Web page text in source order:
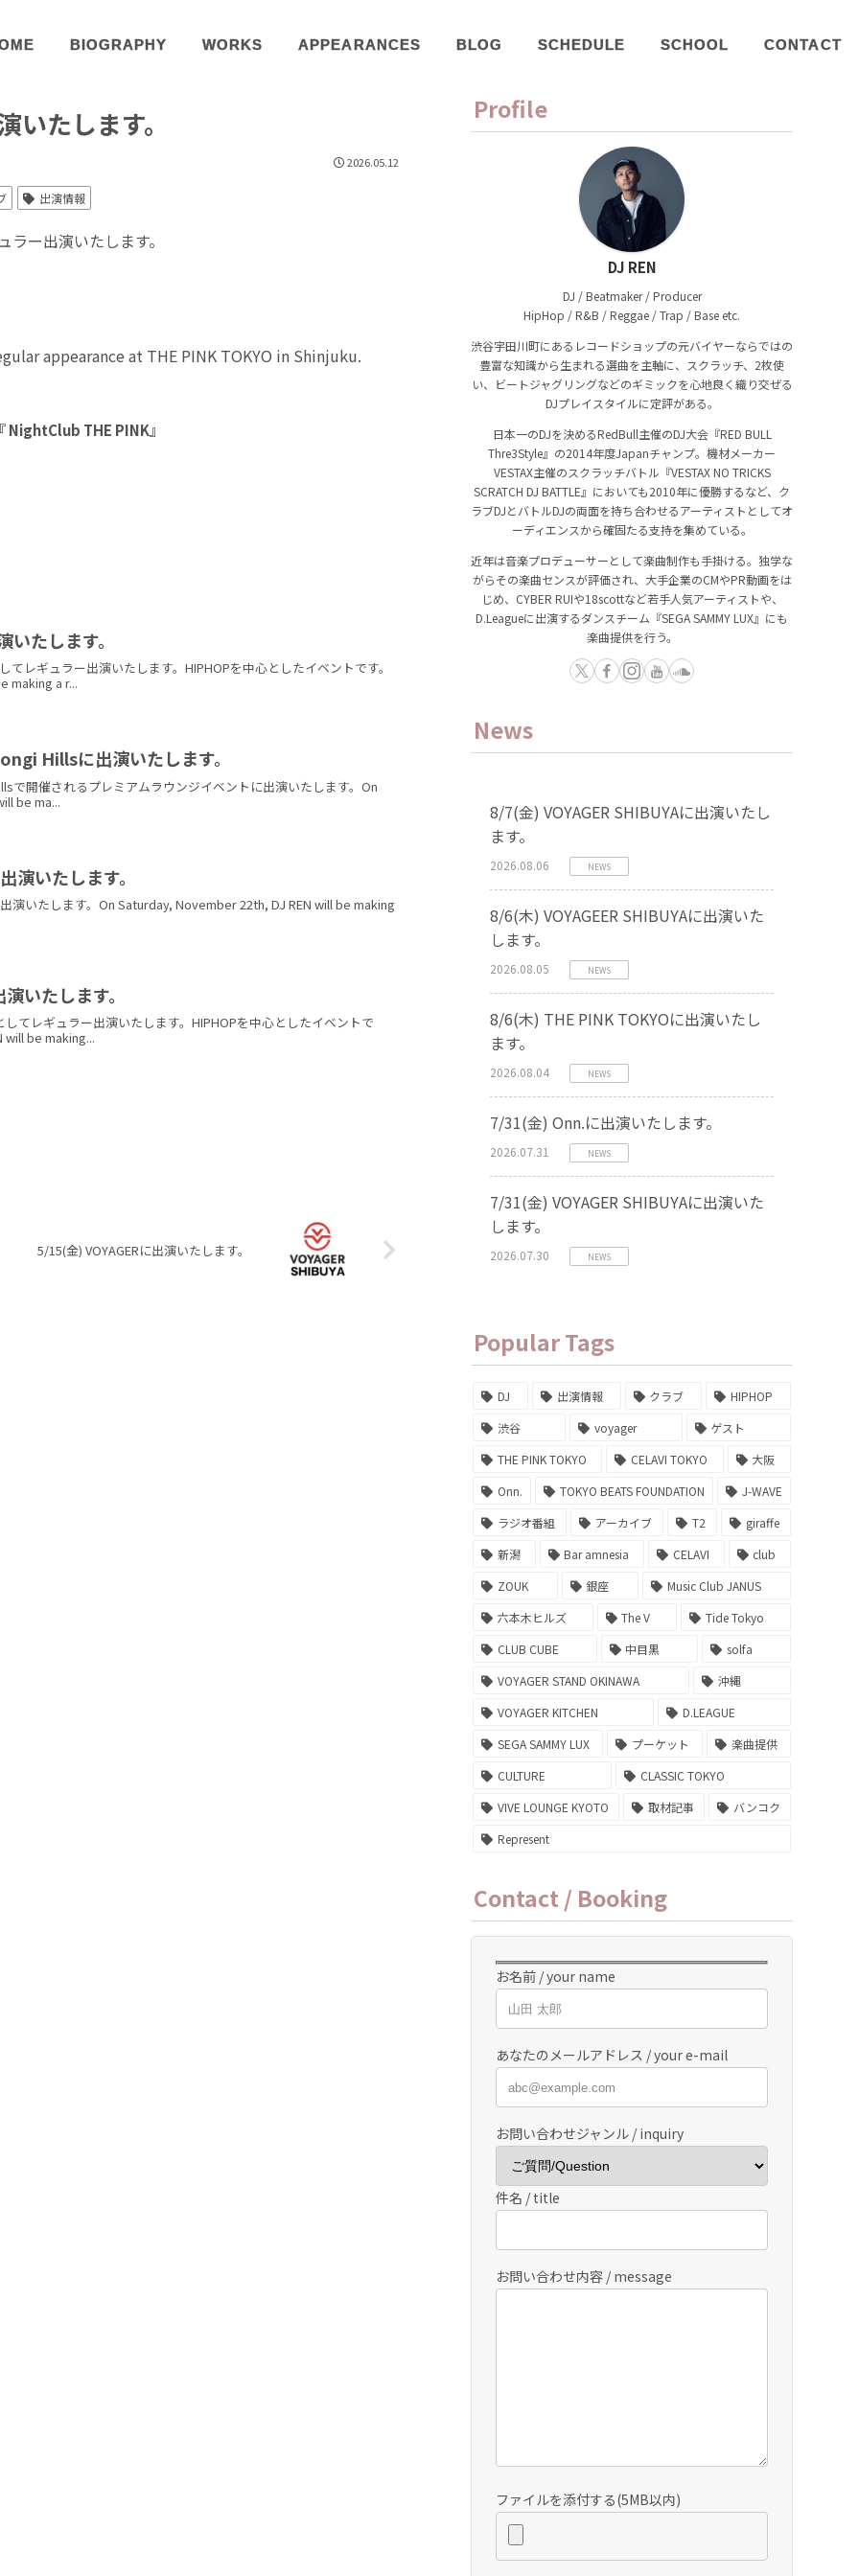
BIOGRAPHY WORKS APPEARANCES BLOG SCHEDULE SCHOOL CONTACT
たします。
2026.05.12
出演情報
ー出演いたします。
appearance at THE PINK TOKYO in Shinjuku.
NightClub THE PINK』
たします。
てレギュラー出演いたします。HIPHOPを中心としたイベントです。
making a r...
Hillsに出演いたします。
で開催されるプレミアムラウンジイベントに出演いたします。On
be ma...
いたします。
演いたします。On Saturday, November 22th, DJ REN will be making
いたします。
してレギュラー出演いたします。HIPHOPを中心としたイベントで
will be making...
5/15(金) VOYAGERに出演いたします。
Profile
DJ REN
DJ / Beatmaker / Producer
HipHop / R&B / Reggae / Trap / Base etc.
渋谷宇田川町にあるレコードショップの元バイヤーならではの
豊富な知識から生まれる選曲を主軸に、スクラッチ、2枚使
い、ビートジャグリングなどのギミックを心地良く織り交ぜる
DJプレイスタイルに定評がある。
日本一のDJを決めるRedBull主催のDJ大会『RED BULL
Thre3Style』の2014年度Japanチャンプ。機材メーカー
VESTAX主催のスクラッチバトル『VESTAX NO TRICKS
SCRATCH DJ BATTLE』においても2010年に優勝するなど、ク
ラブDJとバトルDJの両面を持ち合わせるアーティストとしてオ
ーディエンスから確固たる支持を集めている。
近年は音楽プロデューサーとして楽曲制作も手掛ける。独学な
がらその楽曲センスが評価され、大手企業のCMやPR動画をは
じめ、CYBER RUIや18scottなど若手人気アーティストや、
D.Leagueに出演するダンスチーム『SEGA SAMMY LUX』にも
楽曲提供を行う。
News
8/7(金) VOYAGER SHIBUYAに出演いたし
ます。
2026.08.06 NEWS
8/6(木) VOYAGEER SHIBUYAに出演いた
します。
2026.08.05 NEWS
8/6(木) THE PINK TOKYOに出演いたし
ます。
2026.08.04 NEWS
7/31(金) Onn.に出演いたします。
2026.07.31 NEWS
7/31(金) VOYAGER SHIBUYAに出演いた
します。
2026.07.30 NEWS
Popular Tags
DJ 出演情報 クラブ
HIPHOP
渋谷
voyager
ゲスト
THE PINK TOKYO
CELAVI TOKYO
大阪
Onn.
TOKYO BEATS FOUNDATION
J-WAVE
ラジオ番組
アーカイブ T2
giraffe
新潟
Bar amnesia CELAVI
club
ZOUK
銀座
Music Club JANUS
六本木ヒルズ
The V
Tide Tokyo
CLUB CUBE
中目黒
solfa
VOYAGER STAND OKINAWA
沖縄
VOYAGER KITCHEN
D.LEAGUE
SEGA SAMMY LUX
プーケット
楽曲提供
CULTURE
CLASSIC TOKYO
VIVE LOUNGE KYOTO
取材記事
バンコク
Represent
Contact / Booking
お名前 / your name
あなたのメールアドレス / your e-mail
お問い合わせジャンル / inquiry
件名 / title
お問い合わせ内容 / message
ファイルを添付する(5MB以内)